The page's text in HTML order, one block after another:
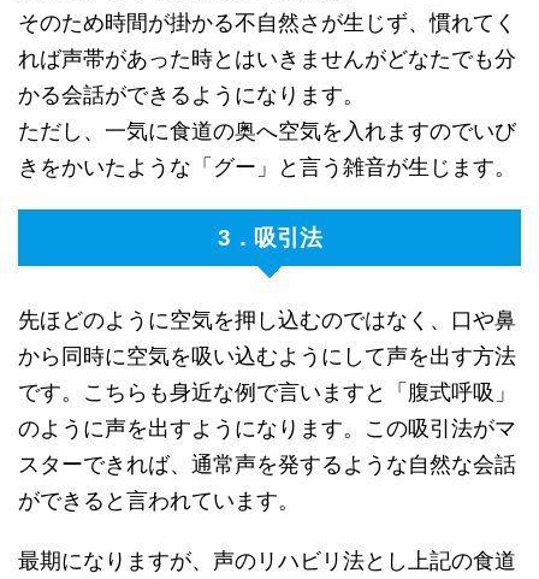
そのため時間が掛かる不自然さが生じず、慣れてく
れば声帯があった時とはいきませんがどなたでも分
かる会話ができるようになります。
ただし、一気に食道の奥へ空気を入れますのでいび
きをかいたような「グー」と言う雑音が生じます。
3．吸引法
先ほどのように空気を押し込むのではなく、口や鼻
から同時に空気を吸い込むようにして声を出す方法
です。こちらも身近な例で言いますと「腹式呼吸」
のように声を出すようになります。この吸引法がマ
スターできれば、通常声を発するような自然な会話
ができると言われています。
最期になりますが、声のリハビリ法とし上記の食道